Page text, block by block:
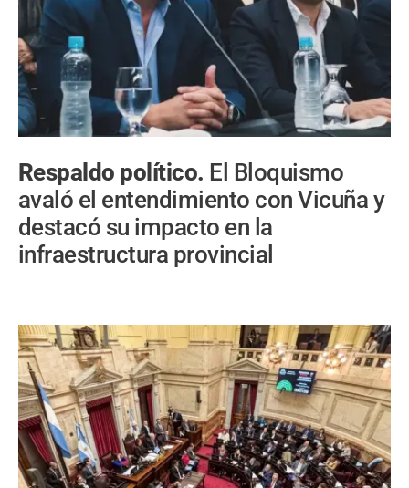
Respaldo político. El Bloquismo
avaló el entendimiento con Vicuña y
destacó su impacto en la
infraestructura provincial